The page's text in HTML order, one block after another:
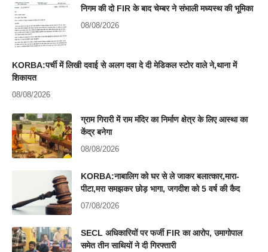
निगम की दो FIR के बाद चेम्बर ने संभाली मध्यस्थ की भूमिका
08/08/2026
KORBA:पर्ची में लिखी दवाई से अलग दवा दे दी मेडिकल स्टोर वाले ने,थाना में
शिकायत
08/08/2026
ग्राम गिरारी में राम मंदिर का निर्माण क्षेत्र के लिए आस्था का
केंद्र बनेगा
08/08/2026
KORBA:नाबालिग को घर से ले जाकर बलात्कार,मारा-
पीटा,मरा समझकर छोड़ भागा, जगदीश को 5 वर्ष की कैद
07/08/2026
SECL अधिकारियों पर फर्जी FIR का आरोप, उमागोपाल
समेत तीन साथियों ने दी गिरफ्तारी